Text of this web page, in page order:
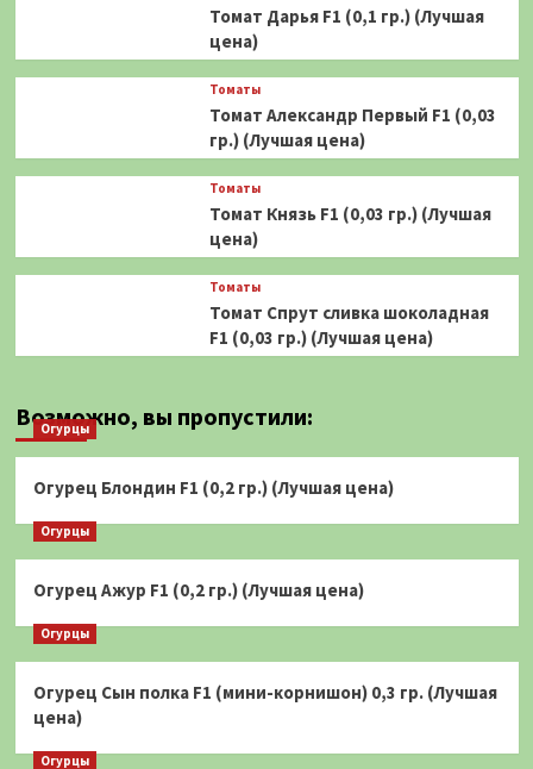
Томат Дарья F1 (0,1 гр.) (Лучшая
цена)
Томаты
Томат Александр Первый F1 (0,03
гр.) (Лучшая цена)
Томаты
Томат Князь F1 (0,03 гр.) (Лучшая
цена)
Томаты
Томат Спрут сливка шоколадная
F1 (0,03 гр.) (Лучшая цена)
Возможно, вы пропустили:
Огурцы
Огурец Блондин F1 (0,2 гр.) (Лучшая цена)
Огурцы
Огурец Ажур F1 (0,2 гр.) (Лучшая цена)
Огурцы
Огурец Сын полка F1 (мини-корнишон) 0,3 гр. (Лучшая
цена)
Огурцы